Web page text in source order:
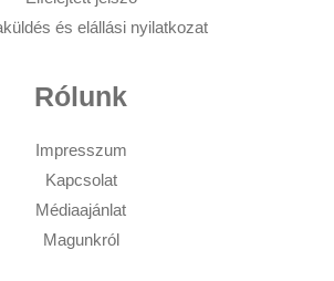
és elállási nyilatkozat
Rólunk
Impresszum
Kapcsolat
Médiaajánlat
Magunkról